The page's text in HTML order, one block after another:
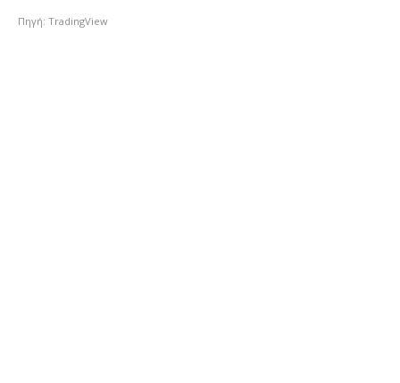
Πηγή: TradingView